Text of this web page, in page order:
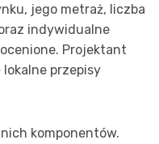
jego metraż, liczba
indywidualne
Projektant
przepisy
komponentów.